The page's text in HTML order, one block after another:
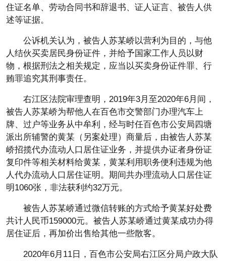
住证名单、劳动合同书和辞退书、证人证言、被告人供
述等证据。
公诉机关认为，被告人苏某峤以营利为目的，与他
人结伙买卖居民身份证件，并给予国家工作人员以财
物，根据刑法之相关规定，应当以买卖身份证件罪、行
贿罪追究其刑事责任。
右江区法院审理查明，2019年3月至2020年6月间，
被告人苏某峤为帮他人在百色市交警部门办理汽车上
牌、过户等业务从中牟利，经与时任百色市公安局四塘
派出所辅警的黄某（另案处理）商量后，由被告人苏某
峤招揽代办流动人口居住证业务，并提供办证者身份证
复印件等相关材料给黄某，黄某利用职务便利违规为他
人代办流动人口居住证明。期间共办理流动人口居住证
明1060张，非法获利约32万元。
被告人苏某峤通过微信转账的方式给予黄某好处费
共计人民币159000元。被告人苏某峤通过黄某成功办得
居住证后，再加价出售给其他一些散客。
2020年6月11日，百色市公安局右江区分局户政大队